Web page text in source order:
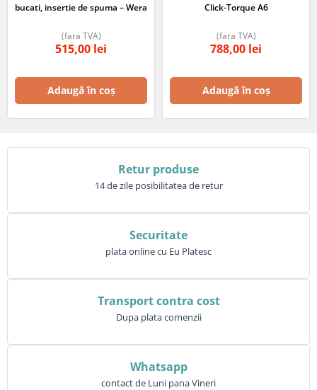
bucati, insertie de spuma – Wera
515,00 lei
(fara TVA)
Adaugă în coș
Click-Torque A6
788,00 lei
(fara TVA)
Adaugă în coș
Retur produse
14 de zile posibilitatea de retur
Securitate
plata online cu Eu Platesc
Transport contra cost
Dupa plata comenzii
Whatsapp
contact de Luni pana Vineri